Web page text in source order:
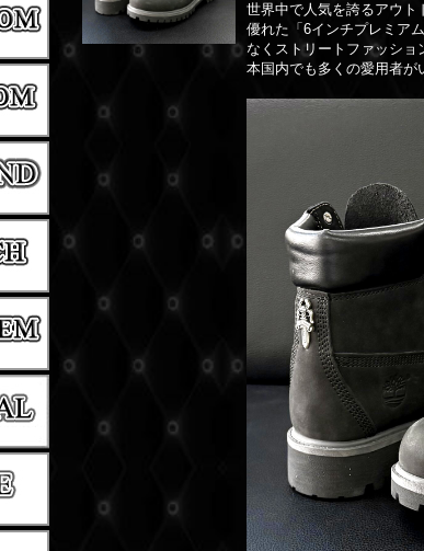
世界中で人気を誇るアウト
優れた「6インチプレミア
なくストリートファッショ
本国内でも多くの愛用者が